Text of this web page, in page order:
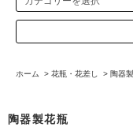
ホーム > 花瓶・花差し > 陶器
陶器製花瓶